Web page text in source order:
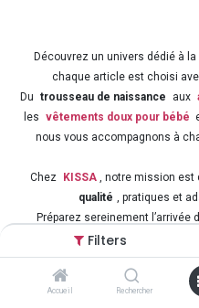
Filters
Accueil Rechercher
Découvrez un univers dédié à la
chaque article est choisi
Du trousseau de naissance aux
les vêtements doux pour bébé
nous vous accompagnons à
Chez KISSA , notre mission est
qualité
, pratiques et
Préparez sereinement l’arrivée
sélection d’articles pour bébé et
Puériculture – Naissance –
faut pour